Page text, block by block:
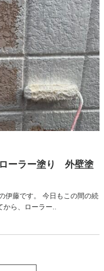
ーラー塗り 外壁塗
伊藤です。 今日もこの間の続
ら、ローラー..